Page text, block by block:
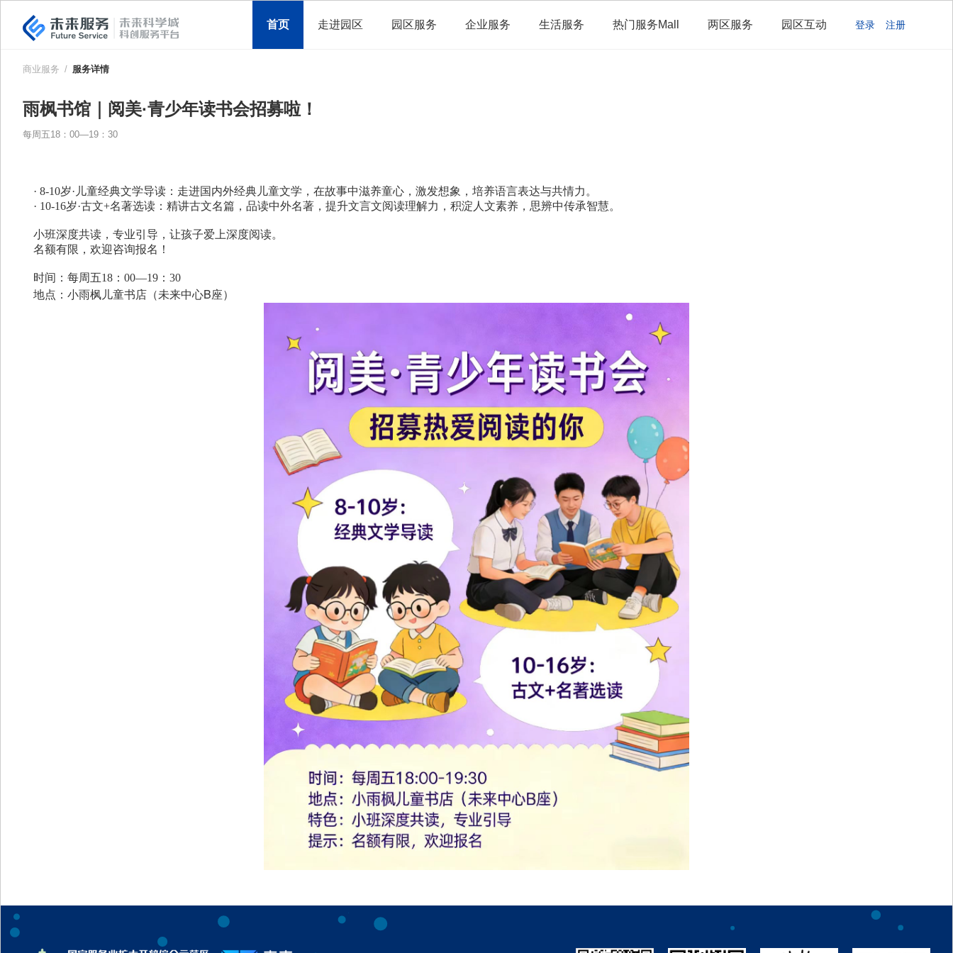
首页 走进园区 园区服务 企业服务 生活服务 热门服务Mall 两区服务 园区互动 登录 注册
商业服务 / 服务详情
雨枫书馆｜阅美·青少年读书会招募啦！
每周五18：00—19：30
· 8-10岁·儿童经典文学导读：走进国内外经典儿童文学，在故事中滋养童心，激发想象，培养语言表达与共情力。
· 10-16岁·古文+名著选读：精讲古文名篇，品读中外名著，提升文言文阅读理解力，积淀人文素养，思辨中传承智慧。
小班深度共读，专业引导，让孩子爱上深度阅读。
名额有限，欢迎咨询报名！
时间：每周五18：00—19：30
地点：小雨枫儿童书店（未来中心B座）